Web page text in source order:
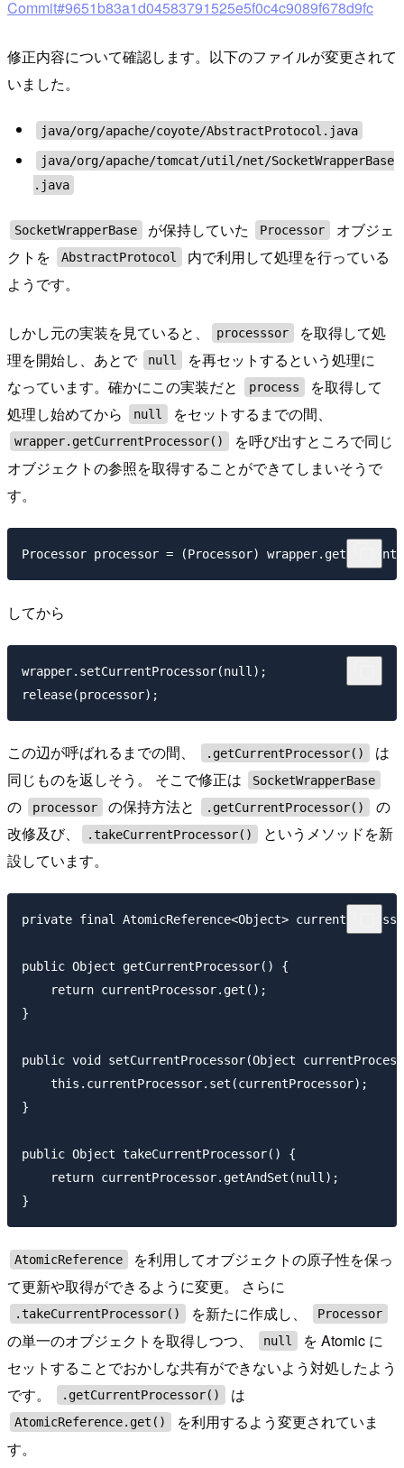
Commit#9651b83a1d04583791525e5f0c4c9089f678d9fc
修正内容について確認します。以下のファイルが変更されて
いました。
java/org/apache/coyote/AbstractProtocol.java
java/org/apache/tomcat/util/net/SocketWrapperBase
.java
SocketWrapperBase が保持していた Processor
オブジェ
クトを
AbstractProtocol
内で利用して処理を行っている
ようです。
しかし元の実装を見ていると、 processsor
を取得して処
理を開始し、あとで
null
を再セットするという処理に
なっています。確かにこの実装だと
process
を取得して
処理し始めてから
null をセットするまでの間、
wrapper.getCurrentProcessor()
を呼び出すところで同じ
オブジェクトの参照を取得することができてしまいそうで
す。
してから
wrapper.setCurrentProcessor(null);
この辺が呼ばれるまでの間、 .getCurrentProcessor()
は
同じものを返しそう。 そこで修正は
SocketWrapperBase
の processor の保持方法と .getCurrentProcessor()
の
改修及び、
.takeCurrentProcessor()
というメソッドを新
設しています。
private final AtomicReference<Object>
public Object getCurrentProcessor() {
    return currentProcessor.get();
}
public void setCurrentProcessor(Object
    this.currentProcessor.set(currentProcessor);
}
public Object takeCurrentProcessor() {
    return currentProcessor.getAndSet(null);
AtomicReference
を利用してオブジェクトの原子性を保っ
て更新や取得ができるように変更。 さらに
.takeCurrentProcessor() を新たに作成し、 Processor
の単一のオブジェクトを取得しつつ、 null
を Atomic に
セットすることでおかしな共有ができないよう対処したよう
です。
.getCurrentProcessor() は
AtomicReference.get()
を利用するよう変更されていま
す。